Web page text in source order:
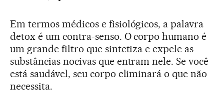
Em termos médicos e fisiológicos, a palavra
detox é um contra-senso. O corpo humano é
um grande filtro que sintetiza e expele as
substâncias nocivas que entram nele. Se você
está saudável, seu corpo eliminará o que não
necessita.